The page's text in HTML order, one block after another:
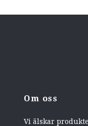
Om oss
Vi älskar